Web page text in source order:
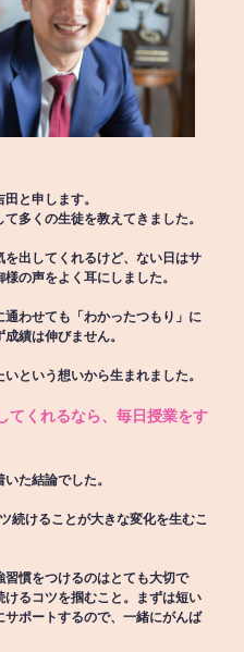
と申します。
多くの生徒を教えてきました。
出してくれるけど、ない日はサ
の声をよく耳にしました。
わせても「わかったつもり」に
績は伸びません。
という想いから生まれました。
てくれるなら、毎日授業をす
た結論でした。
続けることが大きな変化を生むこ
慣をつけるのはとても大切で
るコツを掴むこと。まずは短い
ポートするので、一緒にがんば